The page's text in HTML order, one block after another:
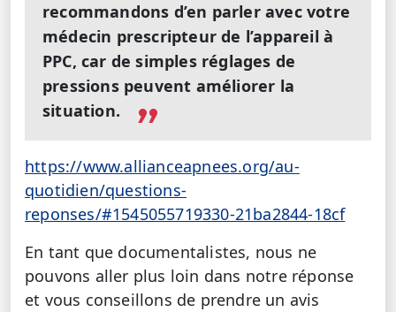
recommandons d’en parler avec votre
médecin prescripteur de l’appareil à
PPC, car de simples réglages de
pressions peuvent améliorer la
situation.
https://www.allianceapnees.org/au-
quotidien/questions-
reponses/#1545055719330-21ba2844-18cf
En tant que documentalistes, nous ne
pouvons aller plus loin dans notre réponse
et vous conseillons de prendre un avis